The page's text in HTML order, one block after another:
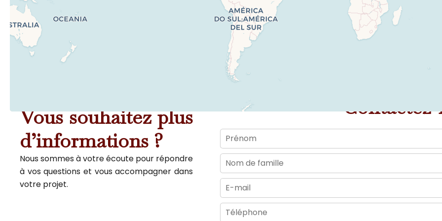
Vous souhaitez plus
d’informations ?
Nous sommes à votre écoute pour répondre
à vos questions et vous accompagner dans
votre projet.